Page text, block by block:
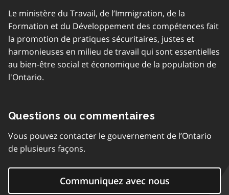
Le ministère du Travail, de l’Immigration, de la
Formation et du Développement des compétences fait
la promotion de pratiques sécuritaires, justes et
harmonieuses en milieu de travail qui sont essentielles
au bien-être social et économique de la population de
l'Ontario.
Questions ou commentaires
Vous pouvez contacter le gouvernement de l’Ontario
de plusieurs façons.
Communiquez avec nous